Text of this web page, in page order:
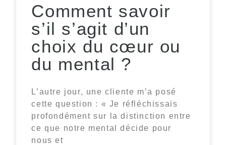
Comment savoir
s’il s’agit d’un
choix du cœur ou
du mental ?
L’autre jour, une cliente m’a posé
cette question : « Je réfléchissais
profondément sur la distinction entre
ce que notre mental décide pour
nous et